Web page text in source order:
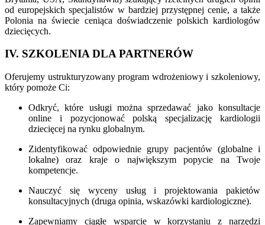
od europejskich specjalistów w bardziej przystępnej cenie, a także
Polonia na świecie ceniąca doświadczenie polskich kardiologów
dziecięcych.
IV. SZKOLENIA DLA PARTNERÓW
Oferujemy ustrukturyzowany program wdrożeniowy i szkoleniowy,
który pomoże Ci:
Odkryć, które usługi można sprzedawać jako konsultacje
online i pozycjonować polską specjalizację kardiologii
dziecięcej na rynku globalnym.
Zidentyfikować odpowiednie grupy pacjentów (globalne i
lokalne) oraz kraje o największym popycie na Twoje
kompetencje.
Nauczyć się wyceny usług i projektowania pakietów
konsultacyjnych (druga opinia, wskazówki kardiologiczne).
Zapewniamy ciągłe wsparcie w korzystaniu z narzędzi